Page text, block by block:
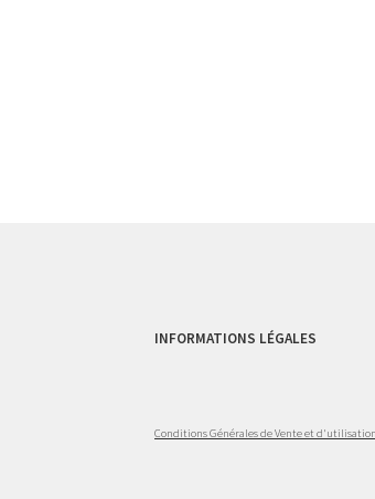
INFORMATIONS LÉGALES
Conditions Générales de Vente et d'utilisation